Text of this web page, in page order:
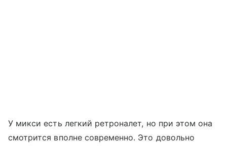
У микси есть легкий ретроналет, но при этом она
смотрится вполне современно. Это довольно